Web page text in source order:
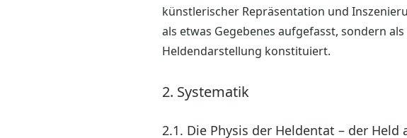
künstlerischer Repräsentation und
als etwas Gegebenes aufgefasst, sondern
Heldendarstellung konstituiert.
2. Systematik
2.1. Die Physis der Heldentat – der